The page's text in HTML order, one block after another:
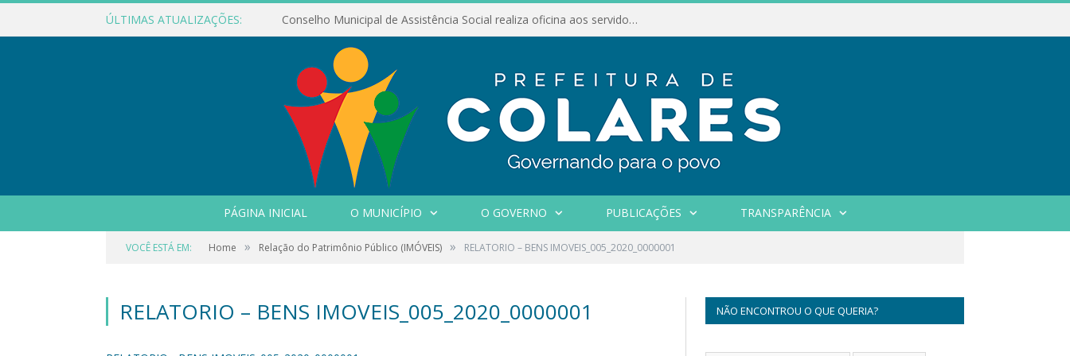
ÚLTIMAS ATUALIZAÇÕES: Conselho Municipal de Assistência Social realiza oficina aos servidores
PÁGINA INICIAL O MUNICÍPIO O GOVERNO PUBLICAÇÕES TRANSPARÊNCIA
VOCÊ ESTÁ EM: Home » Relação do Patrimônio Público (IMÓVEIS) » RELATORIO – BENS IMOVEIS_005_2020_0000001
RELATORIO – BENS IMOVEIS_005_2020_0000001 NÃO ENCONTROU O QUE QUERIA?